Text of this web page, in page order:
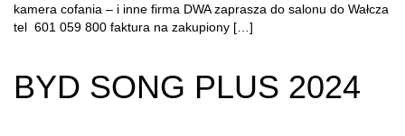
kamera cofania – i inne firma DWA zaprasza do salonu do Wałcza
tel 601 059 800 faktura na zakupiony […]
BYD SONG PLUS 2024